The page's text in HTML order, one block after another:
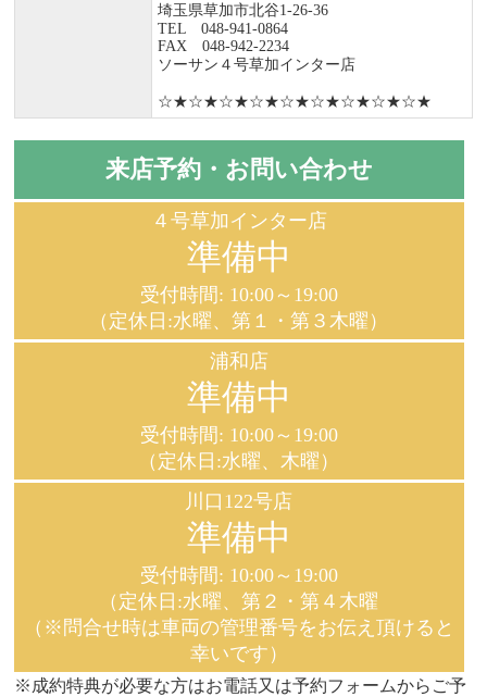
埼玉県草加市北谷1-26-36
TEL 048-941-0864
FAX 048-942-2234
ソーサン４号草加インター店
☆★☆★☆★☆★☆★☆★☆★☆★☆★
来店予約・お問い合わせ
４号草加インター店
準備中
受付時間: 10:00～19:00
（定休日:水曜、第１・第３木曜）
浦和店
準備中
受付時間: 10:00～19:00
（定休日:水曜、木曜）
川口122号店
準備中
受付時間: 10:00～19:00
（定休日:水曜、第２・第４木曜
（※問合せ時は車両の管理番号をお伝え頂けると
幸いです）
※成約特典が必要な方はお電話又は予約フォームからご予